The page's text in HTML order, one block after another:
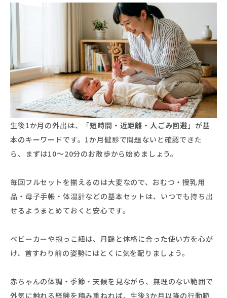
生後1か月の外出は、「短時間・近距離・人ごみ回避 」が基
本のキーワードです。1か月健診で問題ないと確認できた
ら、まずは10〜20分のお散歩から始めましょう。
毎回フルセットを揃えるのは大変なので、おむつ・授乳用
品・母子手帳・体温計などの基本セットは、いつでも持ち出
せるようまとめておくと安心です。
ベビーカーや抱っこ紐は、月齢と体格に合った使い方を心が
け、首すわり前の姿勢にはとくに気を配りましょう。
赤ちゃんの体調・季節・天候を見ながら、無理のない範囲で
外気に触れる経験を積み重ねれば、生後3か月以降の行動範